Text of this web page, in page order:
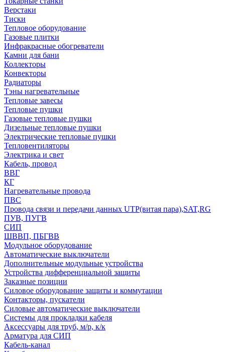
Верстаки
Тиски
Тепловое оборудование
Газовые плитки
Инфракрасные обогреватели
Камни для бани
Коллекторы
Конвекторы
Радиаторы
Тэны нагревательные
Тепловые завесы
Тепловые пушки
Газовые тепловые пушки
Дизельные тепловые пушки
Электрические тепловые пушки
Тепловентиляторы
Электрика и свет
Кабель, провод
ВВГ
КГ
Нагревательные провода
ПВС
Провода связи и передачи данных UTP(витая пара),SAT,RG
ПУВ, ПУГВ
СИП
ШВВП, ПБГВВ
Модульное оборудование
Автоматические выключатели
Дополнительные модульные устройства
Устройства дифференциальной защиты
Заказные позиции
Силовое оборудование защиты и коммутации
Контакторы, пускатели
Силовые автоматические выключатели
Системы для прокладки кабеля
Аксессуары для труб, м/р, к/к
Арматура для СИП
Кабель-канал